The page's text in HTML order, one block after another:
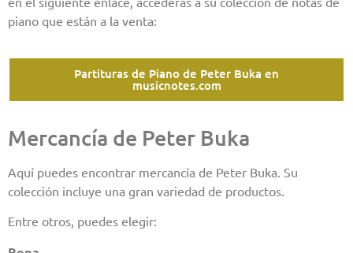
piano que están a la venta:
Partituras de Piano de Peter Buka en
musicnotes.com
Mercancía de Peter Buka
Aquí puedes encontrar mercancía de Peter Buka. Su
colección incluye una gran variedad de productos.
Entre otros, puedes elegir: